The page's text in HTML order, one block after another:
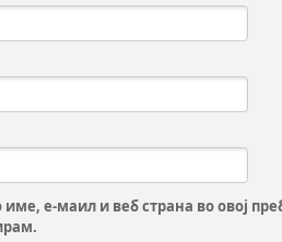
име, е-маил и веб страна во овој